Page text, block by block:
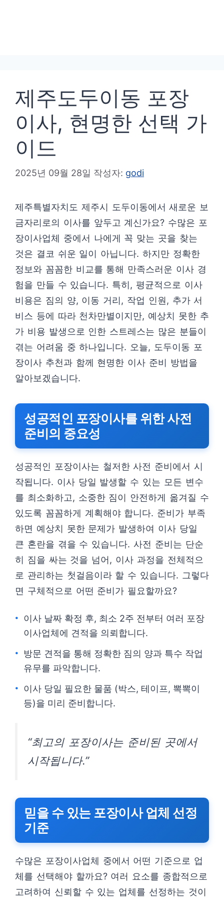
제주도두이동 포장
이사, 현명한 선택 가
이드
2025년 09월 28일 작성자: godi
제주특별자치도 제주시 도두이동에서 새로운 보
금자리로의 이사를 앞두고 계신가요? 수많은 포
장이사업체 중에서 나에게 꼭 맞는 곳을 찾는
것은 결코 쉬운 일이 아닙니다. 하지만 정확한
정보와 꼼꼼한 비교를 통해 만족스러운 이사 경
험을 만들 수 있습니다. 특히, 평균적으로 이사
비용은 짐의 양, 이동 거리, 작업 인원, 추가 서
비스 등에 따라 천차만별이지만, 예상치 못한 추
가 비용 발생으로 인한 스트레스는 많은 분들이
겪는 어려움 중 하나입니다. 오늘, 도두이동 포
장이사 추천과 함께 현명한 이사 준비 방법을
알아보겠습니다.
성공적인 포장이사를 위한 사전
준비의 중요성
성공적인 포장이사는 철저한 사전 준비에서 시
작됩니다. 이사 당일 발생할 수 있는 모든 변수
를 최소화하고, 소중한 짐이 안전하게 옮겨질 수
있도록 꼼꼼하게 계획해야 합니다. 준비가 부족
하면 예상치 못한 문제가 발생하여 이사 당일
큰 혼란을 겪을 수 있습니다. 사전 준비는 단순
히 짐을 싸는 것을 넘어, 이사 과정을 전체적으
로 관리하는 첫걸음이라 할 수 있습니다. 그렇다
면 구체적으로 어떤 준비가 필요할까요?
이사 날짜 확정 후, 최소 2주 전부터 여러 포장
이사업체에 견적을 의뢰합니다.
방문 견적을 통해 정확한 짐의 양과 특수 작업
유무를 파악합니다.
이사 당일 필요한 물품 (박스, 테이프, 뽁뽁이
등)을 미리 준비합니다.
“최고의 포장이사는 준비된 곳에서
시작됩니다.”
믿을 수 있는 포장이사 업체 선정
기준
수많은 포장이사업체 중에서 어떤 기준으로 업
체를 선택해야 할까요? 여러 요소를 종합적으로
고려하여 신뢰할 수 있는 업체를 선정하는 것이